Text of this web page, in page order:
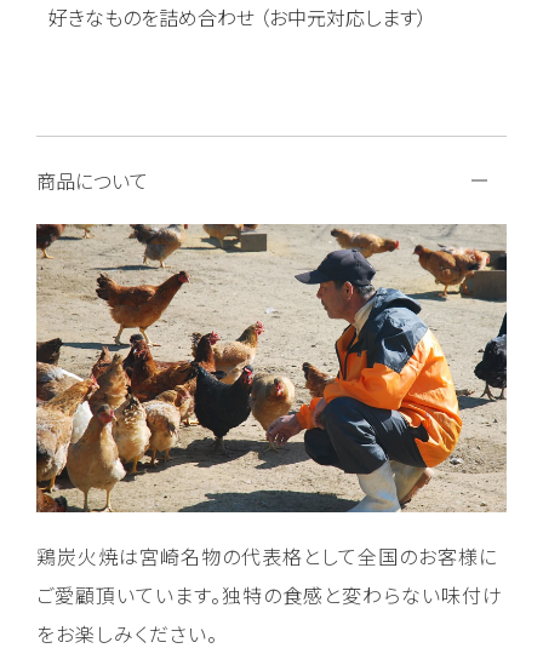
好きなものを詰め合わせ （お中元対応します）
商品について
鶏炭火焼は宮崎名物の代表格として全国のお客様に
ご愛顧頂いています。独特の食感と変わらない味付け
をお楽しみください。